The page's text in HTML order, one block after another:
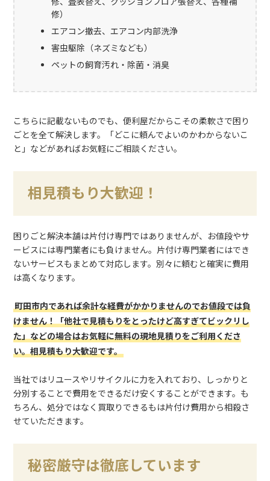
修）
エアコン撤去、エアコン内部洗浄
害虫駆除（ネズミなども）
ペットの飼育汚れ・除菌・消臭
こちらに記載ないものでも、便利屋だからこその柔軟さで困り
ごとを全て解決します。「どこに頼んでよいのかわからないこ
と」などがあればお気軽にご相談ください。
相見積もり大歓迎！
困りごと解決本舗は片付け専門ではありませんが、お値段やサ
ービスには専門業者にも負けません。片付け専門業者にはでき
ないサービスもまとめて対応します。別々に頼むと確実に費用
は高くなります。
町田市内であれば余計な経費がかかりませんのでお値段では負
けません！「他社で見積もりをとったけど高すぎてビックリし
た」などの場合はお気軽に無料の現地見積りをご利用くださ
い。相見積もり大歓迎です。
当社ではリユースやリサイクルに力を入れており、しっかりと
分別することで費用をできるだけ安くすることができます。も
ちろん、処分ではなく買取りできるもは片付け費用から相殺さ
せていただきます。
秘密厳守は徹底しています